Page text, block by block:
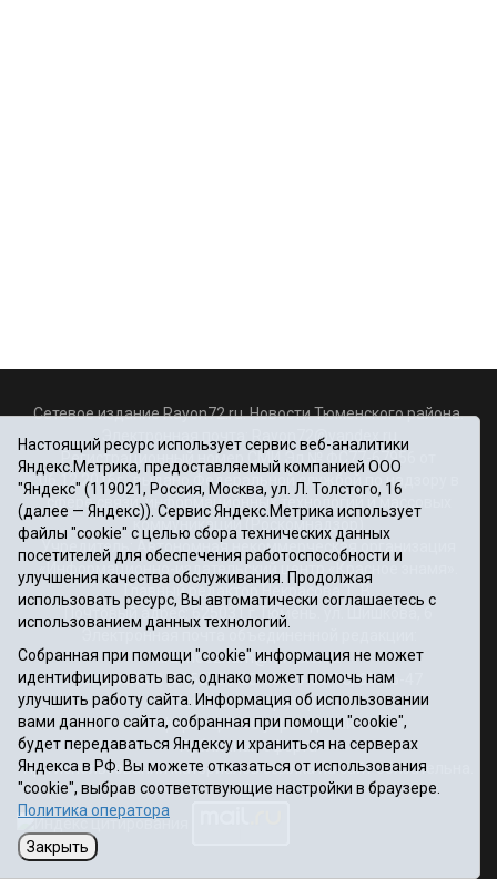
Сетевое издание Rayon72.ru. Новости Тюменского района.
Rayon72@yandex.ru
Регистрационный номер СМИ Эл № ФС77-67956 от
06.12.2016г., выдано Федеральной службой по надзору в
сфере связи, информационных технологий и массовых
коммуникаций (Роскомнадзор)
Учредитель: Автономная некоммерческая организация
«Информационно-издательский центр «Красное знамя».
Главный редактор Некрасова Т. В.
Почтовый адрес: 625031 г.Тюмень. ул. Шишкова, 6
Электронная почта объединенной редакции:
krasnoeznam@rambler.ru
Телефоны 8 (3452) 34-80-60, 69-56-73, 69-56-47
Политика оператора
Информация об учреждении
Публичная оферта
При использовании материалов ссылка на сайт обязательна.
12+
Настоящий ресурс использует сервис веб-аналитики
Яндекс.Метрика, предоставляемый компанией ООО
"Яндекс" (119021, Россия, Москва, ул. Л. Толстого, 16
(далее — Яндекс)). Сервис Яндекс.Метрика использует
файлы "cookie" с целью сбора технических данных
посетителей для обеспечения работоспособности и
улучшения качества обслуживания. Продолжая
использовать ресурс, Вы автоматически соглашаетесь с
использованием данных технологий.
Собранная при помощи "cookie" информация не может
идентифицировать вас, однако может помочь нам
улучшить работу сайта. Информация об использовании
вами данного сайта, собранная при помощи "cookie",
будет передаваться Яндексу и храниться на серверах
Яндекса в РФ. Вы можете отказаться от использования
"cookie", выбрав соответствующие настройки в браузере.
Политика оператора
Закрыть